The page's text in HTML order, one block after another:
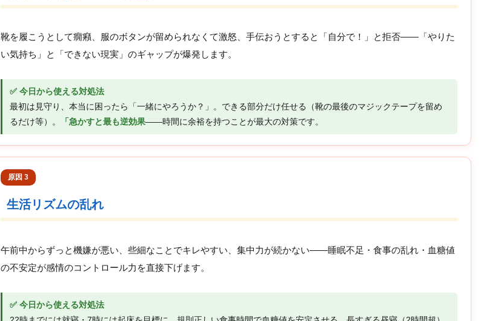
靴を履こうとして癇癪、服のボタンが留められなくて激怒、手伝おうとすると「自分で！」と拒否——「やりた
い気持ち」と「できない現実」のギャップが爆発します。
✅ 今日から使える対処法
最初は見守り、本当に困ったら「一緒にやろうか？」。できる部分だけ任せる（靴の最後のマジックテープを留め
るだけ等）。
「急かすと最も逆効果——時間に余裕を持つことが最大の対策です。
原因 3
生活リズムの乱れ
午前中からずっと機嫌が悪い、些細なことでキレやすい、集中力が続かない——睡眠不足・食事の乱れ・血糖値
の不安定が感情のコントロール力を直接下げます。
✅ 今日から使える対処法